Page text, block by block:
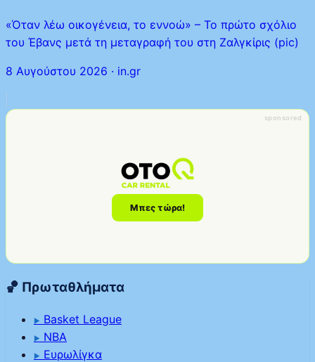
«Όταν λέω οικογένεια, το εννοώ» – Το πρώτο σχόλιο
του Έβανς μετά τη μεταγραφή του στη Ζαλγκίρις (pic)
8 Αυγούστου 2026 · in.gr
Μπες τώρα!
sponsored
🏀 Πρωταθλήματα
▶ Basket League
▶ NBA
▶ Ευρωλίγκα